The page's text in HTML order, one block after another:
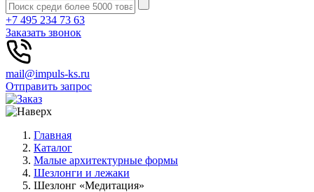
+7 495 234 73 63
Заказать звонок
mail@impuls-ks.ru
Отправить запрос
Главная
Каталог
Малые архитектурные формы
Шезлонги и лежаки
Шезлонг «Медитация»